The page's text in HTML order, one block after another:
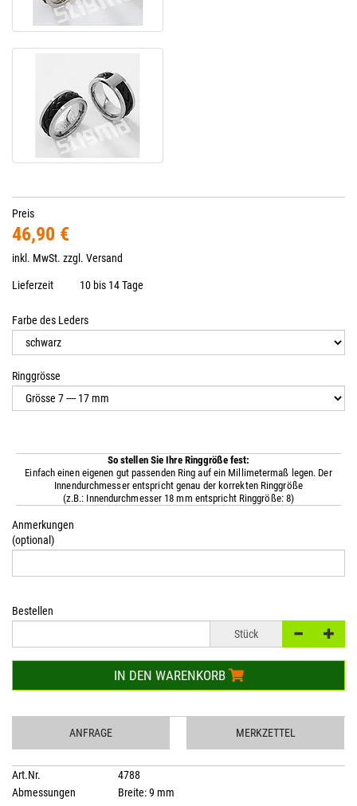
Preis
46,90 €
inkl. MwSt. zzgl. Versand
Lieferzeit 10 bis 14 Tage
Farbe des Leders
Ringgrösse
So stellen Sie Ihre Ringgröße fest:
Einfach einen eigenen gut passenden Ring auf ein Millimetermaß legen. Der
Innendurchmesser entspricht genau der korrekten Ringgröße
(z.B.: Innendurchmesser 18 mm entspricht Ringgröße: 8)
Anmerkungen
(optional)
Bestellen
Stück
IN DEN WARENKORB
ANFRAGE MERKZETTEL
Art.Nr.
4788
Abmessungen
Breite: 9 mm